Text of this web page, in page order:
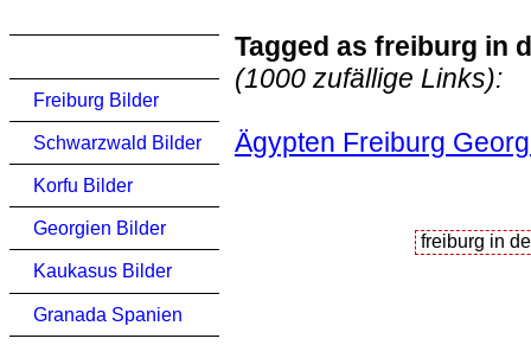
Freiburg Bilder
Schwarzwald Bilder
Korfu Bilder
Georgien Bilder
Kaukasus Bilder
Granada Spanien
Tagged as freiburg in
(1000 zufällige Links):
Ägypten Freiburg